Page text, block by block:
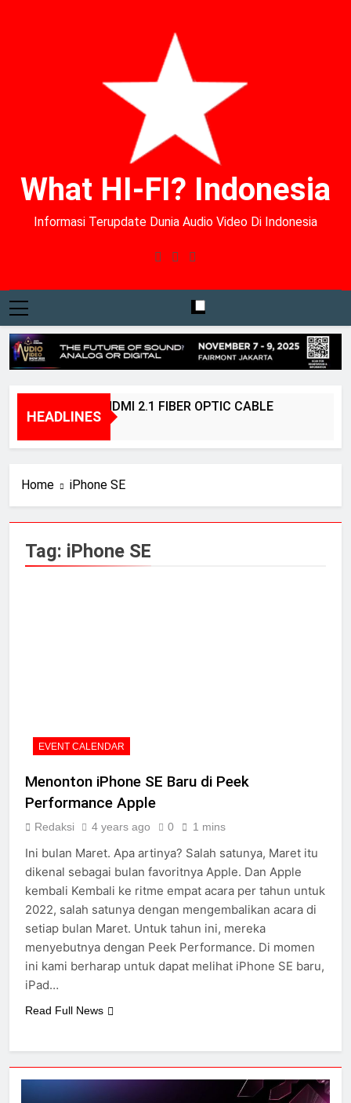
What HI-FI? Indonesia
Informasi Terupdate Dunia Audio Video Di Indonesia
HEADLINES
BRIDGEE – HDMI 2.1 FIBER OPTIC CABLE
Home iPhone SE
Tag: iPhone SE
EVENT CALENDAR
Menonton iPhone SE Baru di Peek
Performance Apple
Redaksi 4 years ago 0 1 mins
Ini bulan Maret. Apa artinya? Salah satunya, Maret itu
dikenal sebagai bulan favoritnya Apple. Dan Apple
kembali Kembali ke ritme empat acara per tahun untuk
2022, salah satunya dengan mengembalikan acara di
setiap bulan Maret. Untuk tahun ini, mereka
menyebutnya dengan Peek Performance. Di momen
ini kami berharap untuk dapat melihat iPhone SE baru,
iPad…
Read Full News